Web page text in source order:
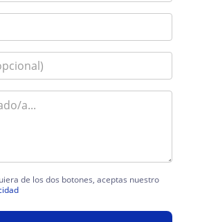
de los dos botones, aceptas nuestro